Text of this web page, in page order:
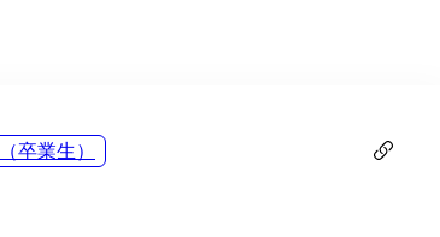
卒業生）